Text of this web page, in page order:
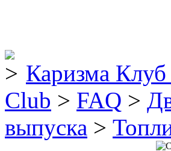
Каризма
Club > FAQ >
выпуска >